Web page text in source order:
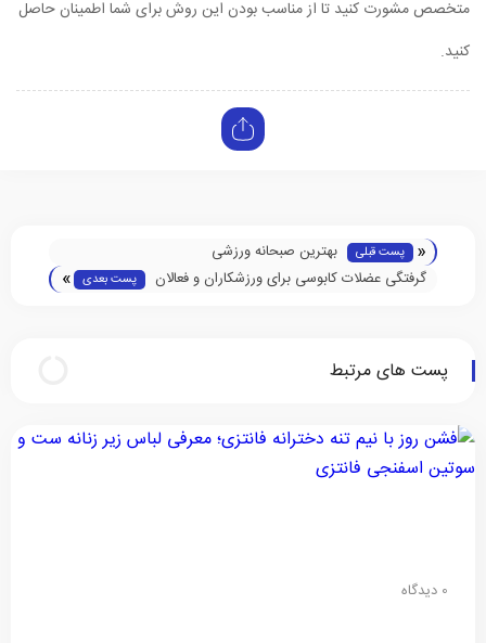
متخصص مشورت کنید تا از مناسب بودن این روش برای شما اطمینان حاصل
کنید.
« پست قبلی
بهترین صبحانه ورزشی
گرفتگی عضلات کابوسی برای ورزشکاران و فعالان
پست بعدی »
پست های مرتبط
0 دیدگاه